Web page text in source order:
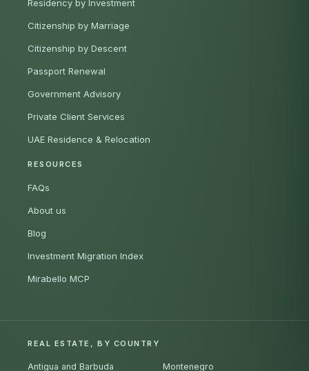
Residency by Investment
Citizenship by Marriage
Citizenship by Descent
Passport Renewal
Government Advisory
Private Client Services
UAE Residence & Relocation
RESOURCES
FAQs
About us
Blog
Investment Migration Index
Mirabello MCP
REAL ESTATE, BY COUNTRY
Antigua and Barbuda Montenegro